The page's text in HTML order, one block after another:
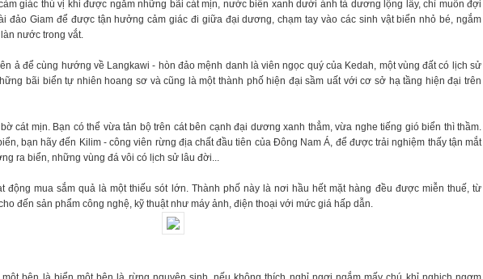
giác thú vị khi được ngắm những bãi cát mịn, nước biển xanh dưới ánh tà dương lộng lẫy, chỉ muốn đợi
đảo Giam để được tận hưởng cảm giác đi giữa đại dương, chạm tay vào các sinh vật biển nhỏ bé, ngắm
nước trong vắt.
ả để cùng hướng về Langkawi - hòn đảo mệnh danh là viên ngọc quý của Kedah, một vùng đất có lịch sử
bãi biển tự nhiên hoang sơ và cũng là một thành phố hiện đại sầm uất với cơ sở hạ tầng hiện đại trên
cát mịn. Bạn có thể vừa tản bộ trên cát bên cạnh đại dương xanh thẳm, vừa nghe tiếng gió biển thì thầm.
bạn hãy đến Kilim - công viên rừng địa chất đầu tiên của Đông Nam Á, để được trải nghiệm thấy tận mắt
ra biển, những vùng đá vôi có lịch sử lâu đời...
động mua sắm quả là một thiếu sót lớn. Thành phố này là nơi hầu hết mặt hàng đều được miễn thuế, từ
đến sản phẩm công nghệ, kỹ thuật như máy ảnh, điện thoại với mức giá hấp dẫn.